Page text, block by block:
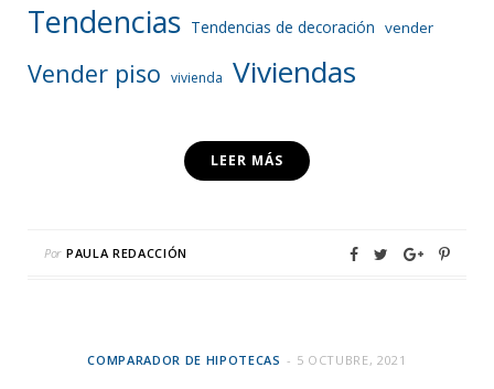
Tendencias Tendencias de decoración vender
Vender piso vivienda Viviendas
LEER MÁS
Por PAULA REDACCIÓN
COMPARADOR DE HIPOTECAS 5 OCTUBRE, 2021